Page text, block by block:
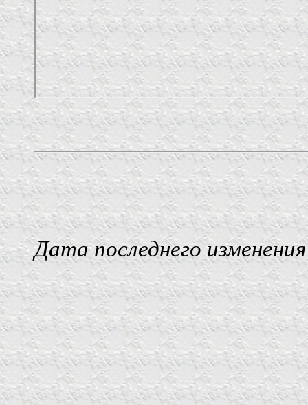
Дата последнего